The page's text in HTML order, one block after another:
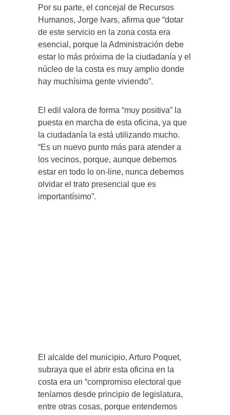
Por su parte, el concejal de Recursos
Humanos, Jorge Ivars, afirma que “dotar
de este servicio en la zona costa era
esencial, porque la Administración debe
estar lo más próxima de la ciudadanía y el
núcleo de la costa es muy amplio donde
hay muchísima gente viviendo”.
El edil valora de forma “muy positiva” la
puesta en marcha de esta oficina, ya que
la ciudadanía la está utilizando mucho.
“Es un nuevo punto más para atender a
los vecinos, porque, aunque debemos
estar en todo lo on-line, nunca debemos
olvidar el trato presencial que es
importantísimo”.
El alcalde del municipio, Arturo Poquet,
subraya que el abrir esta oficina en la
costa era un “compromiso electoral que
teníamos desde principio de legislatura,
entre otras cosas, porque entendemos